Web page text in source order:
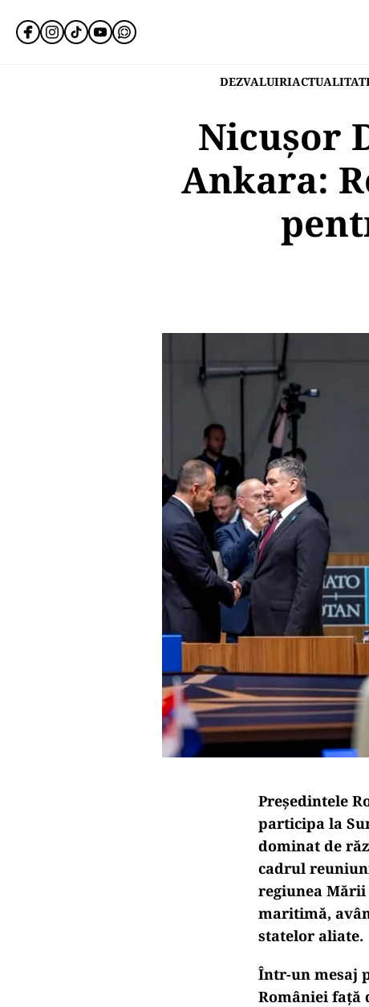
DEZVALUIRI
Nicușor
Ankara:
Președintele
participa la
dominat de
cadrul
regiunea
maritimă,
statelor aliate.
Într-un mesaj
României față